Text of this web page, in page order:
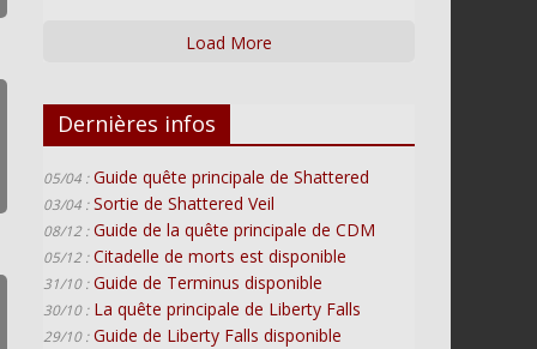
Load More
Dernières infos
05/04 : Guide quête principale de Shattered
03/04 : Sortie de Shattered Veil
08/12 : Guide de la quête principale de CDM
05/12 : Citadelle de morts est disponible
31/10 : Guide de Terminus disponible
30/10 : La quête principale de Liberty Falls
29/10 : Guide de Liberty Falls disponible